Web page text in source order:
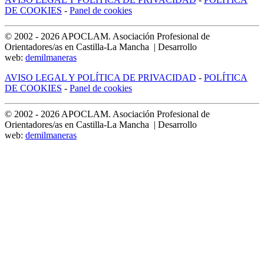
DE COOKIES - Panel de cookies
© 2002 - 2026 APOCLAM. Asociación Profesional de
Orientadores/as en Castilla-La Mancha | Desarrollo
web: demilmaneras
AVISO LEGAL Y POLÍTICA DE PRIVACIDAD - POLÍTICA
DE COOKIES - Panel de cookies
© 2002 - 2026 APOCLAM. Asociación Profesional de
Orientadores/as en Castilla-La Mancha | Desarrollo
web: demilmaneras